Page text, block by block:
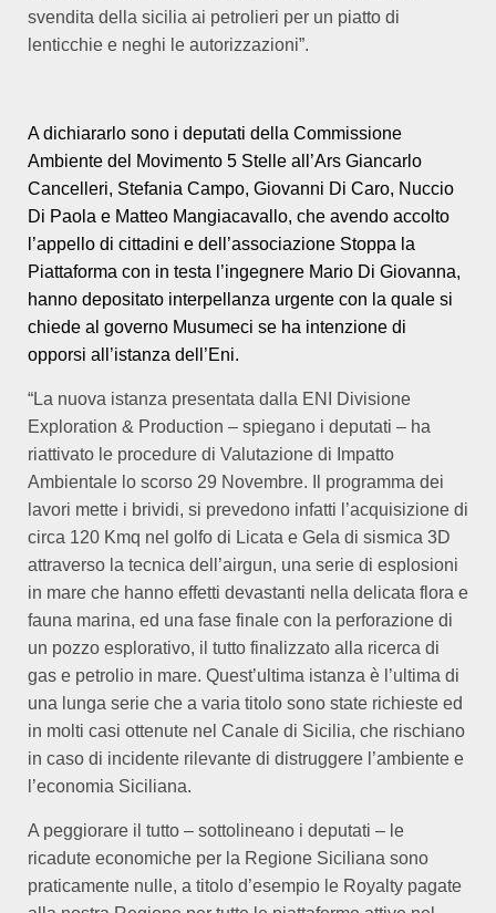
svendita della sicilia ai petrolieri per un piatto di
lenticchie e neghi le autorizzazioni”.
A dichiararlo sono i deputati della Commissione
Ambiente del Movimento 5 Stelle all’Ars Giancarlo
Cancelleri, Stefania Campo, Giovanni Di Caro, Nuccio
Di Paola e Matteo Mangiacavallo, che avendo accolto
l’appello di cittadini e dell’associazione Stoppa la
Piattaforma con in testa l’ingegnere Mario Di Giovanna,
hanno depositato interpellanza urgente con la quale si
chiede al governo Musumeci se ha intenzione di
opporsi all’istanza dell’Eni.
“La nuova istanza presentata dalla ENI Divisione
Exploration & Production – spiegano i deputati – ha
riattivato le procedure di Valutazione di Impatto
Ambientale lo scorso 29 Novembre. Il programma dei
lavori mette i brividi, si prevedono infatti l’acquisizione di
circa 120 Kmq nel golfo di Licata e Gela di sismica 3D
attraverso la tecnica dell’airgun, una serie di esplosioni
in mare che hanno effetti devastanti nella delicata flora e
fauna marina, ed una fase finale con la perforazione di
un pozzo esplorativo, il tutto finalizzato alla ricerca di
gas e petrolio in mare. Quest’ultima istanza è l’ultima di
una lunga serie che a varia titolo sono state richieste ed
in molti casi ottenute nel Canale di Sicilia, che rischiano
in caso di incidente rilevante di distruggere l’ambiente e
l’economia Siciliana.
A peggiorare il tutto – sottolineano i deputati – le
ricadute economiche per la Regione Siciliana sono
praticamente nulle, a titolo d’esempio le Royalty pagate